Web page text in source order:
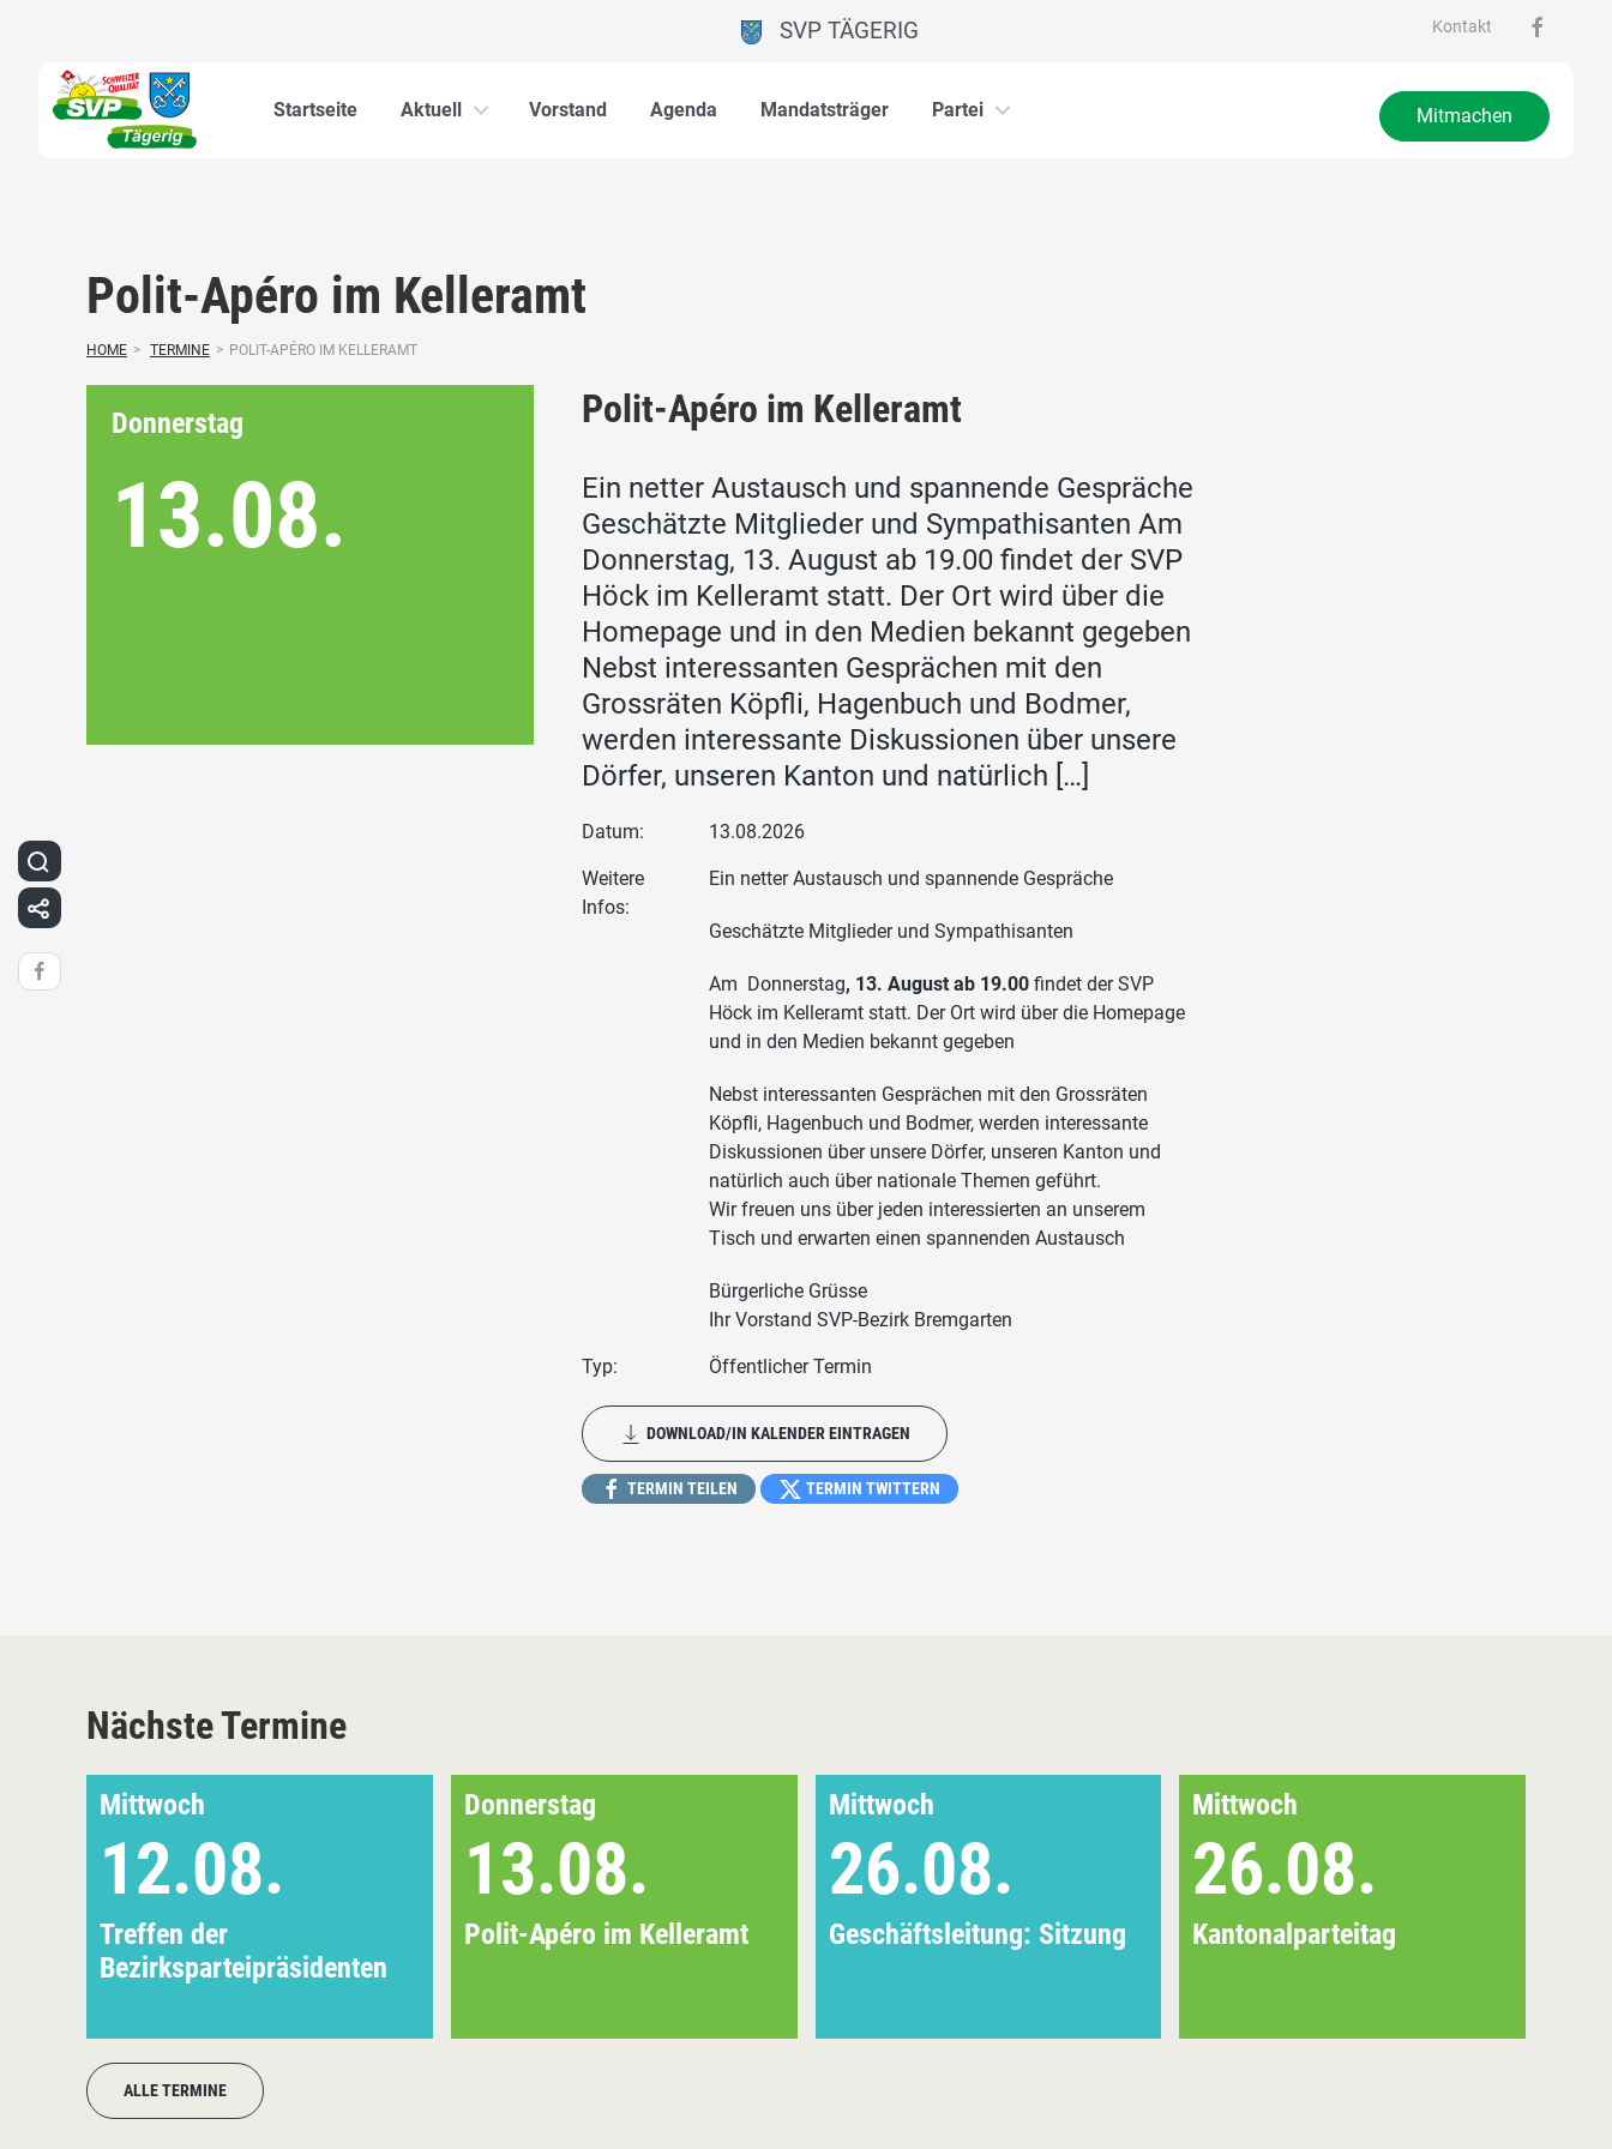
Kontakt
SVP TÄGERIG
Startseite Aktuell Vorstand Agenda Mandatsträger Partei Mitmachen
Polit-Apéro im Kelleramt
HOME > TERMINE > POLIT-APÉRO IM KELLERAMT
Donnerstag
13.08.
Polit-Apéro im Kelleramt
Ein netter Austausch und spannende Gespräche
Geschätzte Mitglieder und Sympathisanten Am
Donnerstag, 13. August ab 19.00 findet der SVP
Höck im Kelleramt statt. Der Ort wird über die
Homepage und in den Medien bekannt gegeben
Nebst interessanten Gesprächen mit den
Grossräten Köpfli, Hagenbuch und Bodmer,
werden interessante Diskussionen über unsere
Dörfer, unseren Kanton und natürlich […]
Datum: 13.08.2026
Weitere
Infos:
Ein netter Austausch und spannende Gespräche
Geschätzte Mitglieder und Sympathisanten
Am Donnerstag, 13. August ab 19.00findet der SVP
Höck im Kelleramt statt. Der Ort wird über die Homepage
und in den Medien bekannt gegeben
Nebst interessanten Gesprächen mit den Grossräten
Köpfli, Hagenbuch und Bodmer, werden interessante
Diskussionen über unsere Dörfer, unseren Kanton und
natürlich auch über nationale Themen geführt.
Wir freuen uns über jeden interessierten an unserem
Tisch und erwarten einen spannenden Austausch
Bürgerliche Grüsse
Ihr Vorstand SVP-Bezirk Bremgarten
Typ: Öffentlicher Termin
DOWNLOAD/IN KALENDER EINTRAGEN
TERMIN TEILEN TERMIN TWITTERN
Nächste Termine
Mittwoch
12.08.
Treffen der
Bezirksparteipräsidenten
Donnerstag
13.08.
Polit-Apéro im Kelleramt
Mittwoch
26.08.
Geschäftsleitung: Sitzung
Mittwoch
26.08.
Kantonalparteitag
ALLE TERMINE